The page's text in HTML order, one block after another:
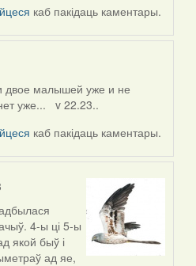
каб пакідаць каментары.
двое малышей уже и не
уже... v 22.23..
каб пакідаць каментары.
4-ы ці 5-ы
якой быў і
ад яе,